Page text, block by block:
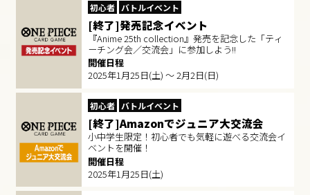
初心者 バトルイベント
[終了]発売記念イベント
『Anime 25th collection』発売を記念した「ティ
ーチング会／交流会」に参加しよう!!
開催日程
2025年1月25日(土) ～ 2月2日(日)
初心者 バトルイベント
[終了]Amazonでジュニア大交流会
小中学生限定！初心者でも気軽に遊べる交流会イ
ベントを開催！
開催日程
2025年1月25日(土)